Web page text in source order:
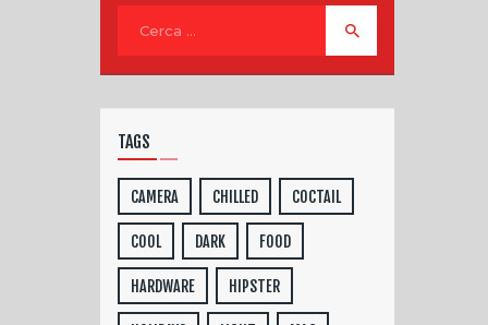
TAGS
CAMERA CHILLED COCTAIL
COOL DARK FOOD
HARDWARE HIPSTER